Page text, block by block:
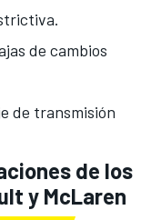
de cambios
de transmisión
de los
y McLaren